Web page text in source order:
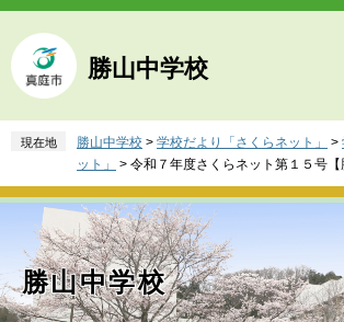
ペ
ジ
の
頭
。
メ
ュ
ー
飛
て
勝山中学校
現在地 勝山中学校 > 学校だより「さくらネット」 >
ット」
> 令和７年度さくらネット第１５号【
勝山中学校